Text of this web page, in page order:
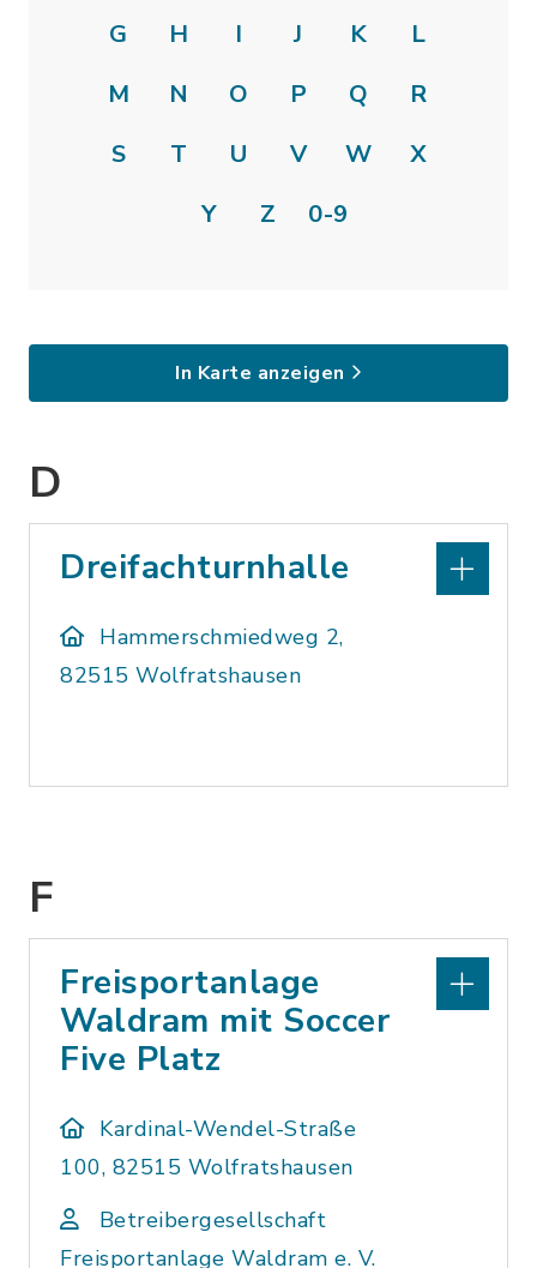
G
H I J K
L
M
N O P Q
R
S
T U V W
X
Y
Z 0-9
In Karte anzeigen
D
Dreifachturnhalle
Hammerschmiedweg 2,
82515 Wolfratshausen
F
Freisportanlage
Waldram mit Soccer
Five Platz
Kardinal-Wendel-Straße
100, 82515 Wolfratshausen
Betreibergesellschaft
Freisportanlage Waldram e. V.